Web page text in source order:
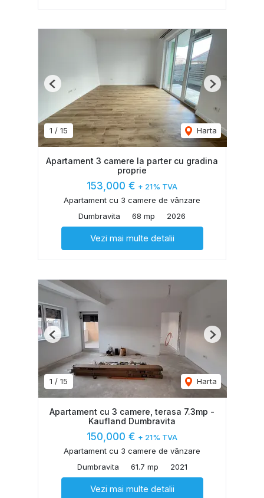
1 / 15 Harta
Previous Next
Apartament 3 camere la parter cu gradina
proprie
153,000 € + 21% TVA
Apartament cu 3 camere de vânzare
Dumbravita
68 mp 2026
Vezi mai multe detalii
1 / 15 Harta
Previous Next
Apartament cu 3 camere, terasa 7.3mp -
Kaufland Dumbravita
150,000 € + 21% TVA
Apartament cu 3 camere de vânzare
Dumbravita
61.7 mp 2021
Vezi mai multe detalii